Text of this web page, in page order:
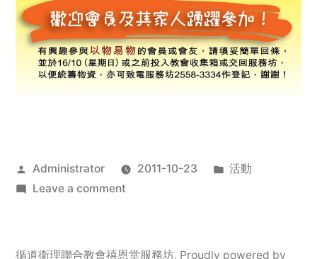
Posted
by
Administrator 2011-10-23
Posted
活動
Leave a commenton
服
循道衛理聯合教會禧恩堂服務坊, Proudly powered by